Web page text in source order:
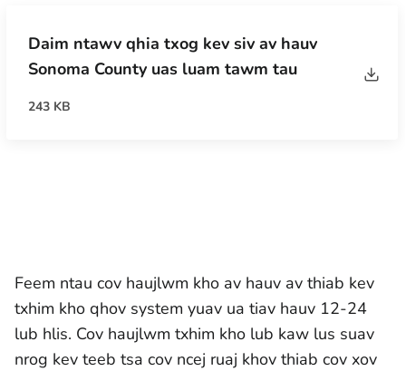
Daim ntawv qhia txog kev siv av hauv
Sonoma County uas luam tawm tau
243 KB
Feem ntau cov haujlwm kho av hauv av thiab kev
txhim kho qhov system yuav ua tiav hauv 12-24
lub hlis. Cov haujlwm txhim kho lub kaw lus suav
nrog kev teeb tsa cov ncej ruaj khov thiab cov xov